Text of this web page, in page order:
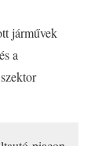
járművek
a